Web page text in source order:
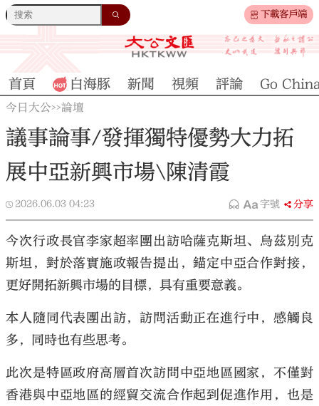
下載客戶端
首頁 白海豚 新聞 視頻 評論 Go
今日大公>>論壇
議事論事/發揮獨特優勢大力拓
展中亞新興市場\陳清霞
2026.06.03 04:23 字號 分享
今次行政長官李家超率團出訪哈薩克斯坦、烏茲別克
斯坦，對於落實施政報告提出，錨定中亞合作對接，
更好開拓新興市場的目標，具有重要意義。
本人隨同代表團出訪，訪問活動正在進行中，感觸良
多，同時也有些思考。
此次是特區政府高層首次訪問中亞地區國家，不僅對
香港與中亞地區的經貿交流合作起到促進作用，也是